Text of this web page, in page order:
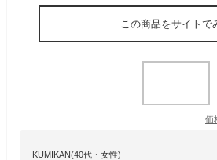
この商品をサイトで
価
KUMIKAN(40代・女性)